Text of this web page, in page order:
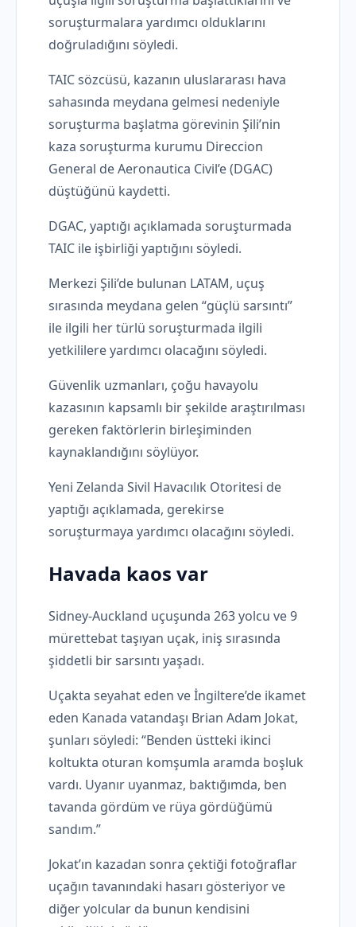
soruşturmalara yardımcı olduklarını
doğruladığını söyledi.
TAIC sözcüsü, kazanın uluslararası hava
sahasında meydana gelmesi nedeniyle
soruşturma başlatma görevinin Şili’nin
kaza soruşturma kurumu Direccion
General de Aeronautica Civil’e (DGAC)
düştüğünü kaydetti.
DGAC, yaptığı açıklamada soruşturmada
TAIC ile işbirliği yaptığını söyledi.
Merkezi Şili’de bulunan LATAM, uçuş
sırasında meydana gelen “güçlü sarsıntı”
ile ilgili her türlü soruşturmada ilgili
yetkililere yardımcı olacağını söyledi.
Güvenlik uzmanları, çoğu havayolu
kazasının kapsamlı bir şekilde araştırılması
gereken faktörlerin birleşiminden
kaynaklandığını söylüyor.
Yeni Zelanda Sivil Havacılık Otoritesi de
yaptığı açıklamada, gerekirse
soruşturmaya yardımcı olacağını söyledi.
Havada kaos var
Sidney-Auckland uçuşunda 263 yolcu ve 9
mürettebat taşıyan uçak, iniş sırasında
şiddetli bir sarsıntı yaşadı.
Uçakta seyahat eden ve İngiltere’de ikamet
eden Kanada vatandaşı Brian Adam Jokat,
şunları söyledi: “Benden üstteki ikinci
koltukta oturan komşumla aramda boşluk
vardı. Uyanır uyanmaz, baktığımda, ben
tavanda gördüm ve rüya gördüğümü
sandım.”
Jokat’ın kazadan sonra çektiği fotoğraflar
uçağın tavanındaki hasarı gösteriyor ve
diğer yolcular da bunun kendisini